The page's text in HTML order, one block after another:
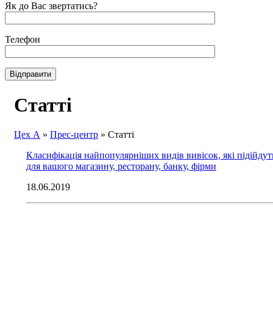
Як до Вас звертатись?
Телефон
Статті
Цех А » Прес-центр » Статті
Класифікація найпопулярніших видів вивісок, які
для вашого магазину, ресторану, банку, фірми
18.06.2019